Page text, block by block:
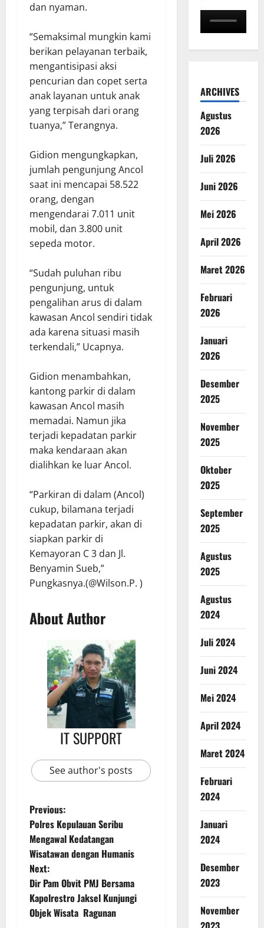
dan nyaman.
“Semaksimal mungkin kami
berikan pelayanan terbaik,
mengantisipasi aksi
pencurian dan copet serta
anak layanan untuk anak
yang terpisah dari orang
tuanya,” Terangnya.
Gidion mengungkapkan,
jumlah pengunjung Ancol
saat ini mencapai 58.522
orang, dengan
mengendarai 7.011 unit
mobil, dan 3.800 unit
sepeda motor.
“Sudah puluhan ribu
pengunjung, untuk
pengalihan arus di dalam
kawasan Ancol sendiri tidak
ada karena situasi masih
terkendali,” Ucapnya.
Gidion menambahkan,
kantong parkir di dalam
kawasan Ancol masih
memadai. Namun jika
terjadi kepadatan parkir
maka kendaraan akan
dialihkan ke luar Ancol.
“Parkiran di dalam (Ancol)
cukup, bilamana terjadi
kepadatan parkir, akan di
siapkan parkir di
Kemayoran C 3 dan Jl.
Benyamin Sueb,”
Pungkasnya.(@Wilson.P. )
About Author
IT SUPPORT
See author's posts
Previous:
Polres Kepulauan Seribu
Mengawal Kedatangan
Wisatawan dengan Humanis
Next:
Dir Pam Obvit PMJ Bersama
Kapolrestro Jaksel Kunjungi
Objek Wisata Ragunan
ARCHIVES
Agustus
2026
Juli 2026
Juni 2026
Mei 2026
April 2026
Maret 2026
Februari
2026
Januari
2026
Desember
2025
November
2025
Oktober
2025
September
2025
Agustus
2025
Agustus
2024
Juli 2024
Juni 2024
Mei 2024
April 2024
Maret 2024
Februari
2024
Januari
2024
Desember
2023
November